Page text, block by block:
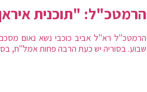
הרמטכ"ל: "תוכנית
הרמטכ"ל רא"ל אביב כוכבי נשא נאום
שבוע. בסוריה יש כעת הרבה פחות אמל"ח,